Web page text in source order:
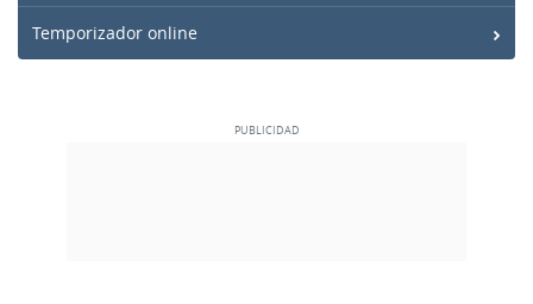
Temporizador online